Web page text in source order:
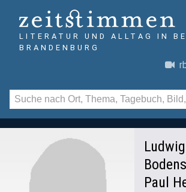
LITERATUR UND ALLTAG IN
BRANDENBURG
Paul